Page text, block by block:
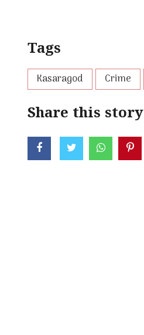
Tags
Kasaragod Crime
Share this story